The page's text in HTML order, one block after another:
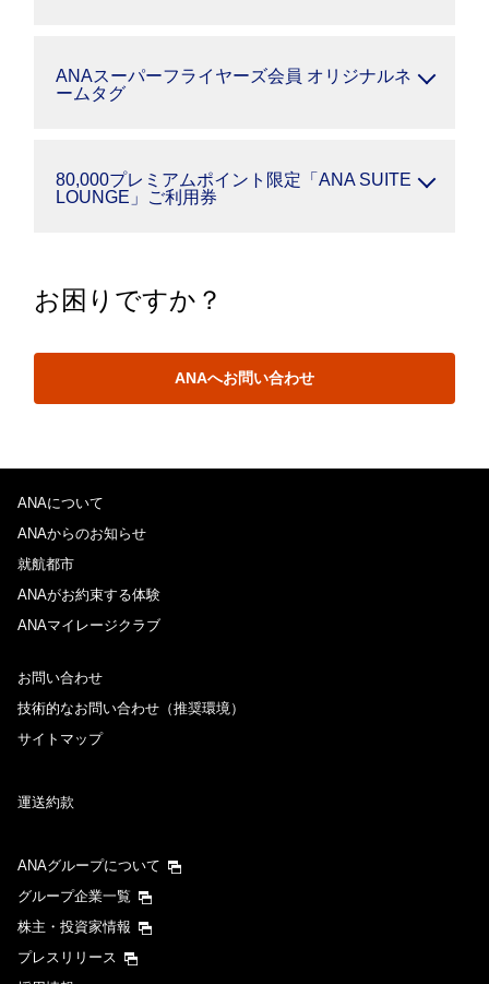
ANAスーパーフライヤーズ会員 オリジナルネ
ームタグ
80,000プレミアムポイント限定「ANA SUITE
LOUNGE」ご利用券
お困りですか？
ANAへお問い合わせ
ANAについて
ANAからのお知らせ
就航都市
ANAがお約束する体験
ANAマイレージクラブ
お問い合わせ
技術的なお問い合わせ（推奨環境）
サイトマップ
運送約款
ANAグループについて
グループ企業一覧
株主・投資家情報
プレスリリース